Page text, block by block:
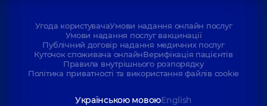
Угода користувачаУмови надання онлайн послуг
Умови надання послуг вакцинації
Публічний договір надання медичних послуг
Куточок споживача онлайнВерифікація пацієнтів
Правила внутрішнього розпорядку
Політика приватності та використання файлів cookie
Українською мовоюEnglish